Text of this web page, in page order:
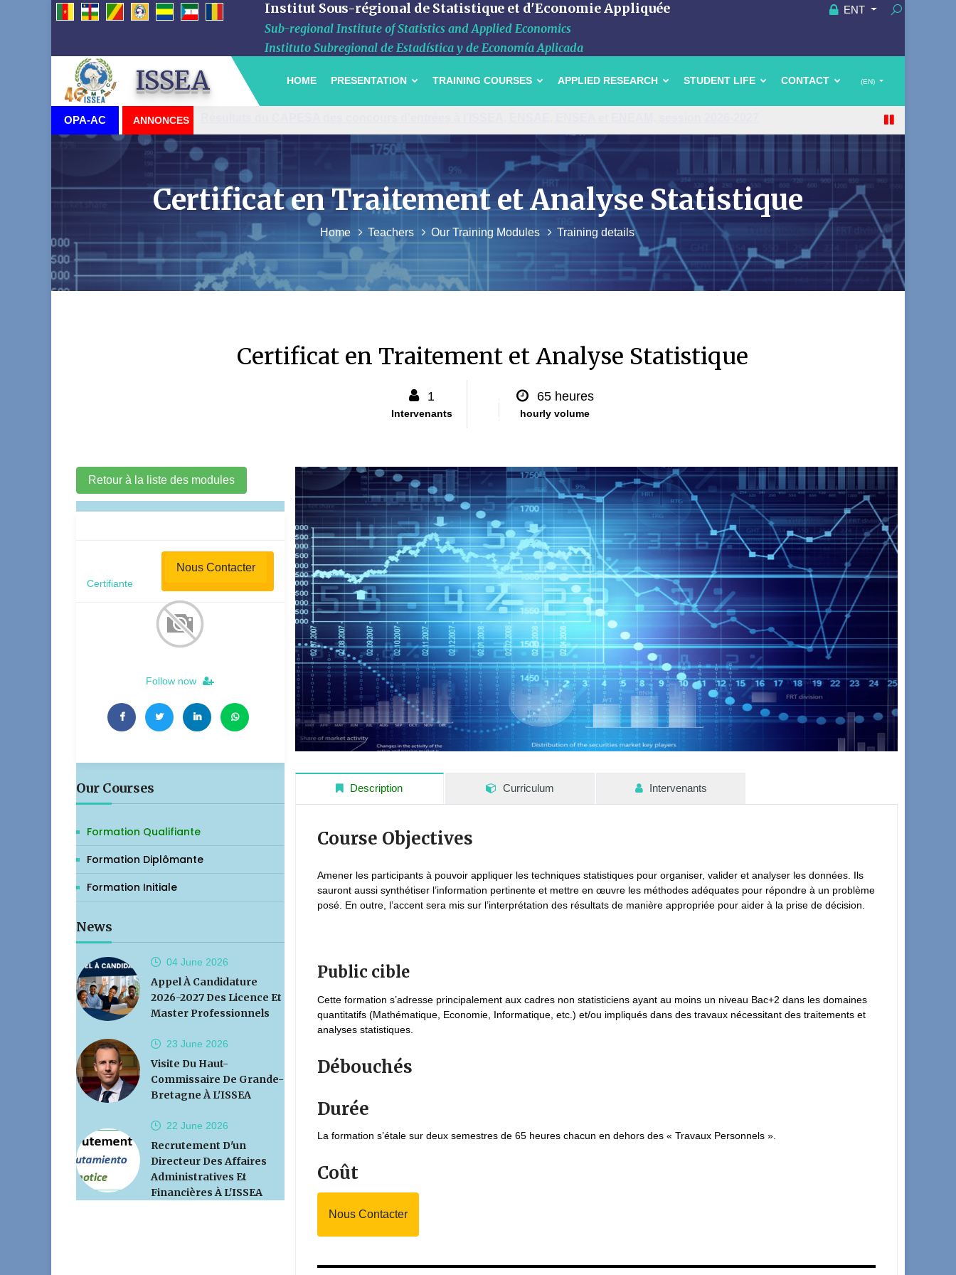
Institut Sous-régional de Statistique et d'Economie Appliquée
Sub-regional Institute of Statistics and Applied Economics
Instituto Subregional de Estadística y de Economía Aplicada
ENT
ISSEA (EN)
HOME PRESENTATION TRAINING COURSES APPLIED RESEARCH STUDENT LIFE CONTACT
OPA-AC ANNONCES
Certificat en Traitement et Analyse Statistique
Home Teachers Our Training Modules Training details
Certificat en Traitement et Analyse Statistique
1
Intervenants
65 heures
hourly volume
Retour à la liste des modules
Certifiante
Nous Contacter
Follow now
Our Courses
Formation Qualifiante
Formation Diplômante
Formation Initiale
News
04 June 2026
Appel À Candidature
2026-2027 Des Licence Et
Master Professionnels
23 June 2026
Visite Du Haut-
Commissaire De Grande-
Bretagne À L'ISSEA
22 June 2026
Recrutement D'un
Directeur Des Affaires
Administratives Et
Financières À L'ISSEA
Description Curriculum Intervenants
Course Objectives
Amener les participants à pouvoir appliquer les techniques statistiques pour organiser, valider et analyser les données. Ils
sauront aussi synthétiser l’information pertinente et mettre en œuvre les méthodes adéquates pour répondre à un problème
posé. En outre, l’accent sera mis sur l’interprétation des résultats de manière appropriée pour aider à la prise de décision.
Public cible
Cette formation s’adresse principalement aux cadres non statisticiens ayant au moins un niveau Bac+2 dans les domaines
quantitatifs (Mathématique, Economie, Informatique, etc.) et/ou impliqués dans des travaux nécessitant des traitements et
analyses statistiques.
Débouchés
Durée
La formation s’étale sur deux semestres de 65 heures chacun en dehors des « Travaux Personnels ».
Coût
Nous Contacter